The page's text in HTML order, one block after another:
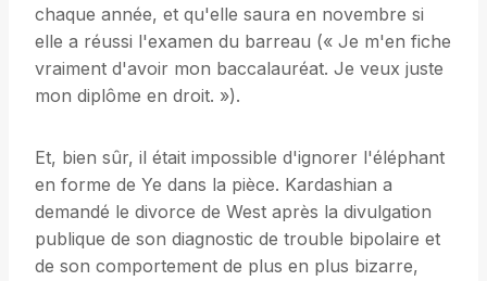
chaque année, et qu'elle saura en novembre si
elle a réussi l'examen du barreau (« Je m'en fiche
vraiment d'avoir mon baccalauréat. Je veux juste
mon diplôme en droit. »).
Et, bien sûr, il était impossible d'ignorer l'éléphant
en forme de Ye dans la pièce. Kardashian a
demandé le divorce de West après la divulgation
publique de son diagnostic de trouble bipolaire et
de son comportement de plus en plus bizarre,